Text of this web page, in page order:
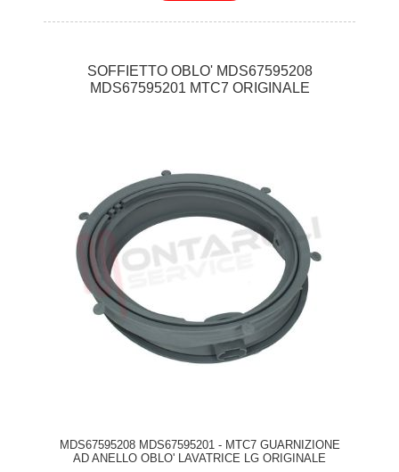
SOFFIETTO OBLO' MDS67595208
MDS67595201 MTC7 ORIGINALE
MDS67595208 MDS67595201 - MTC7 GUARNIZIONE
AD ANELLO OBLO' LAVATRICE LG ORIGINALE